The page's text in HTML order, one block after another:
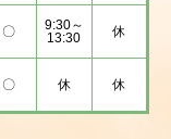
〇
9:30～
13:30
休
〇 休 休